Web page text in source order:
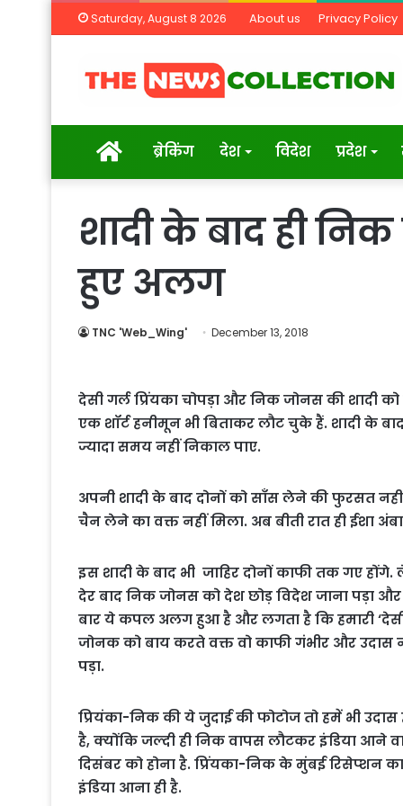
Saturday, August 8 2026 About us Privacy Policy
Homeब्रेकिंग देश विदेश प्रदेश
शादी के बाद ही निक
हुए अलग
TNC 'Web_Wing' December 13, 2018
देसी गर्ल प्रिंयका चोपड़ा और निक जोनस की शादी
एक शॉर्ट हनीमून भी बिताकर लौट चुके हैं. शादी के
ज्यादा समय नहीं निकाल पाए.
अपनी शादी के बाद दोनों को साँस लेने की फुरसत
चैन लेने का वक्त नहीं मिला. अब बीती रात ही ईशा
इस शादी के बाद भी जाहिर दोनों काफी तक गए
देर बाद निक जोनस को देश छोड़ विदेश जाना पड़ा और
बार ये कपल अलग हुआ है और लगता है कि हमारी ‘देसी
जोनक को बाय करते वक्त वो काफी गंभीर और उदास
पड़ा.
प्रियंका-निक की ये जुदाई की फोटोज तो हमें भी
है, क्योंकि जल्दी ही निक वापस लौटकर इंडिया आने
दिसंबर को होना है. प्रिंयका-निक के मुंबई रिसेप्शन
इंडिया आना ही है.